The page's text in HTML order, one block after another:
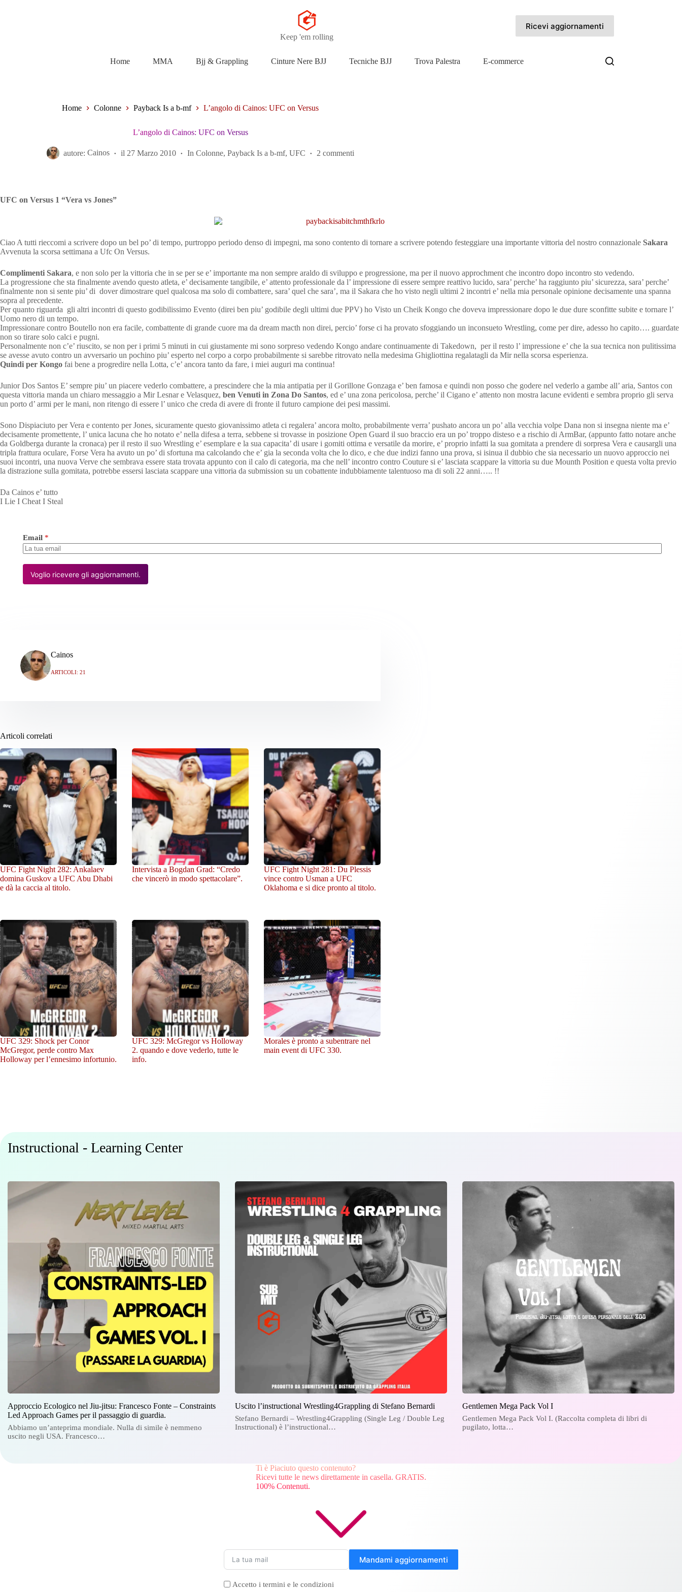
Keep 'em rolling
Ricevi aggiornamenti
Home MMA Bjj & Grappling Cinture Nere BJJ Tecniche BJJ Trova Palestra E-commerce
Home Colonne Payback Is a b-mf L’angolo di Cainos: UFC on Versus
L’angolo di Cainos: UFC on Versus
autore: Cainos il 27 Marzo 2010 In Colonne,Payback Is a b-mf,UFC 2 commenti
UFC on Versus 1 “Vera vs Jones”
Ciao A tutti rieccomi a scrivere dopo un bel po’ di tempo, purtroppo periodo denso di impegni, ma sono contento di tornare a scrivere potendo festeggiare una importante vittoria del nostro connazionale Sakara
Avvenuta la scorsa settimana a Ufc On Versus.
Complimenti Sakara, e non solo per la vittoria che in se per se e’ importante ma non sempre araldo di sviluppo e progressione, ma per il nuovo approchment che incontro dopo incontro sto vedendo.
La progressione che sta finalmente avendo questo atleta, e’ decisamente tangibile, e’ attento professionale da l’ impressione di essere sempre reattivo lucido, sara’ perche’ ha raggiunto piu’ sicurezza, sara’ perche’
finalmente non si sente piu’ di dover dimostrare quel qualcosa ma solo di combattere, sara’ quel che sara’, ma il Sakara che ho visto negli ultimi 2 incontri e’ nella mia personale opinione decisamente una spanna
sopra al precedente.
Per quanto riguarda gli altri incontri di questo godibilissimo Evento (direi ben piu’ godibile degli ultimi due PPV) ho Visto un Cheik Kongo che doveva impressionare dopo le due dure sconfitte subite e tornare l’
Uomo nero di un tempo.
Impressionare contro Boutello non era facile, combattente di grande cuore ma da dream macth non direi, percio’ forse ci ha provato sfoggiando un inconsueto Wrestling, come per dire, adesso ho capito…. guardate
non so tirare solo calci e pugni.
Personalmente non c’e’ riuscito, se non per i primi 5 minuti in cui giustamente mi sono sorpreso vedendo Kongo andare continuamente di Takedown, per il resto l’ impressione e’ che la sua tecnica non pulitissima
se avesse avuto contro un avversario un pochino piu’ esperto nel corpo a corpo probabilmente si sarebbe ritrovato nella medesima Ghigliottina regalatagli da Mir nella scorsa esperienza.
Quindi per Kongo fai bene a progredire nella Lotta, c’e’ ancora tanto da fare, i miei auguri ma continua!
Junior Dos Santos E’ sempre piu’ un piacere vederlo combattere, a prescindere che la mia antipatia per il Gorillone Gonzaga e’ ben famosa e quindi non posso che godere nel vederlo a gambe all’ aria, Santos con
questa vittoria manda un chiaro messaggio a Mir Lesnar e Velasquez, ben Venuti in Zona Do Santos, ed e’ una zona pericolosa, perche’ il Cigano e’ attento non mostra lacune evidenti e sembra proprio gli serva
un porto d’ armi per le mani, non ritengo di essere l’ unico che creda di avere di fronte il futuro campione dei pesi massimi.
Sono Dispiaciuto per Vera e contento per Jones, sicuramente questo giovanissimo atleta ci regalera’ ancora molto, probabilmente verra’ pushato ancora un po’ alla vecchia volpe Dana non si insegna niente ma e’
decisamente promettente, l’ unica lacuna che ho notato e’ nella difesa a terra, sebbene si trovasse in posizione Open Guard il suo braccio era un po’ troppo disteso e a rischio di ArmBar, (appunto fatto notare anche
da Goldberga durante la cronaca) per il resto il suo Wrestling e’ esemplare e la sua capacita’ di usare i gomiti ottima e versatile da morire, e’ proprio infatti la sua gomitata a prendere di sorpresa Vera e causargli una
tripla frattura oculare, Forse Vera ha avuto un po’ di sfortuna ma calcolando che e’ gia la seconda volta che lo dico, e che due indizi fanno una prova, si isinua il dubbio che sia necessario un nuovo approccio nei
suoi incontri, una nuova Verve che sembrava essere stata trovata appunto con il calo di categoria, ma che nell’ incontro contro Couture si e’ lasciata scappare la vittoria su due Mounth Position e questa volta previo
la distrazione sulla gomitata, potrebbe essersi lasciata scappare una vittoria da submission su un cobattente indubbiamente talentuoso ma di soli 22 anni….. !!
Da Cainos e’ tutto
I Lie I Cheat I Steal
Email *
Voglio ricevere gli aggiornamenti.
Cainos
ARTICOLI: 21
Articoli correlati
UFC Fight Night 282: Ankalaev
domina Guskov a UFC Abu Dhabi
e dà la caccia al titolo.
Intervista a Bogdan Grad: “Credo
che vincerò in modo spettacolare”.
UFC Fight Night 281: Du Plessis
vince contro Usman a UFC
Oklahoma e si dice pronto al titolo.
UFC 329: Shock per Conor
McGregor, perde contro Max
Holloway per l’ennesimo infortunio.
UFC 329: McGregor vs Holloway
2. quando e dove vederlo, tutte le
info.
Morales è pronto a subentrare nel
main event di UFC 330.
Instructional - Learning Center
Approccio Ecologico nel Jiu-jitsu: Francesco Fonte – Constraints
Led Approach Games per il passaggio di guardia.
Abbiamo un’anteprima mondiale. Nulla di simile è nemmeno
uscito negli USA. Francesco…
Uscito l’instructional Wrestling4Grappling di Stefano Bernardi
Stefano Bernardi – Wrestling4Grappling (Single Leg / Double Leg
Instructional) è l’instructional…
Gentlemen Mega Pack Vol I
Gentlemen Mega Pack Vol I. (Raccolta completa di libri di
pugilato, lotta…
Ti è Piaciuto questo contenuto?
Ricevi tutte le news direttamente in casella. GRATIS.
100% Contenuti.
Mandami aggiornamenti
Accetto i termini e le condizioni